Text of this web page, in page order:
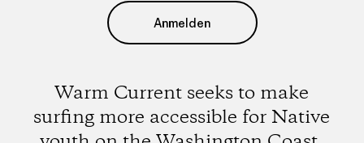
Anmelden
Warm Current seeks to make
surfing more accessible for Native